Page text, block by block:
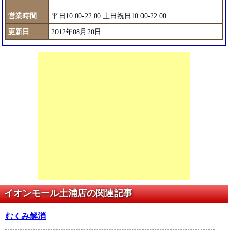
営業時間
平日10:00-22:00 土日祝日10:00-22:00
更新日
2012年08月20日
イオンモール土浦店の関連記事
むくみ解消